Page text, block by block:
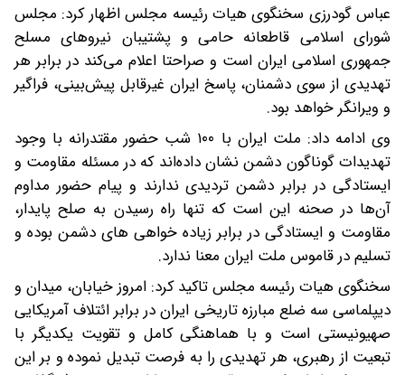
عباس گودرزی سخنگوی هیات رئیسه مجلس اظهار کرد: مجلس
شورای اسلامی قاطعانه حامی و پشتیبان نیروهای مسلح
جمهوری اسلامی ایران است و صراحتا اعلام می‌کند در برابر هر
تهدیدی از سوی دشمنان، پاسخ ایران غیرقابل پیش‌بینی، فراگیر
و ویرانگر خواهد بود.
وی ادامه داد: ملت ایران با ۱۰۰ شب حضور مقتدرانه با وجود
تهدیدات گوناگون دشمن نشان داده‌اند که در مسئله مقاومت و
ایستادگی در برابر دشمن تردیدی ندارند و پیام حضور مداوم
آن‌ها در صحنه این است که تنها راه رسیدن به صلح پایدار،
مقاومت و ایستادگی در برابر زیاده خواهی های دشمن بوده و
تسلیم در قاموس ملت ایران معنا ندارد.
سخنگوی هیات رئیسه مجلس تاکید کرد: امروز خیابان، میدان و
دیپلماسی سه ضلع مبارزه تاریخی ایران در برابر ائتلاف آمریکایی
صهیونیستی است و با هماهنگی کامل و تقویت یکدیگر با
تبعیت از رهبری، هر تهدیدی را به فرصت تبدیل نموده و بر این